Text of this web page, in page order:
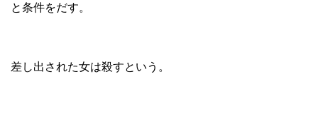
と条件をだす。
差し出された女は殺すという。